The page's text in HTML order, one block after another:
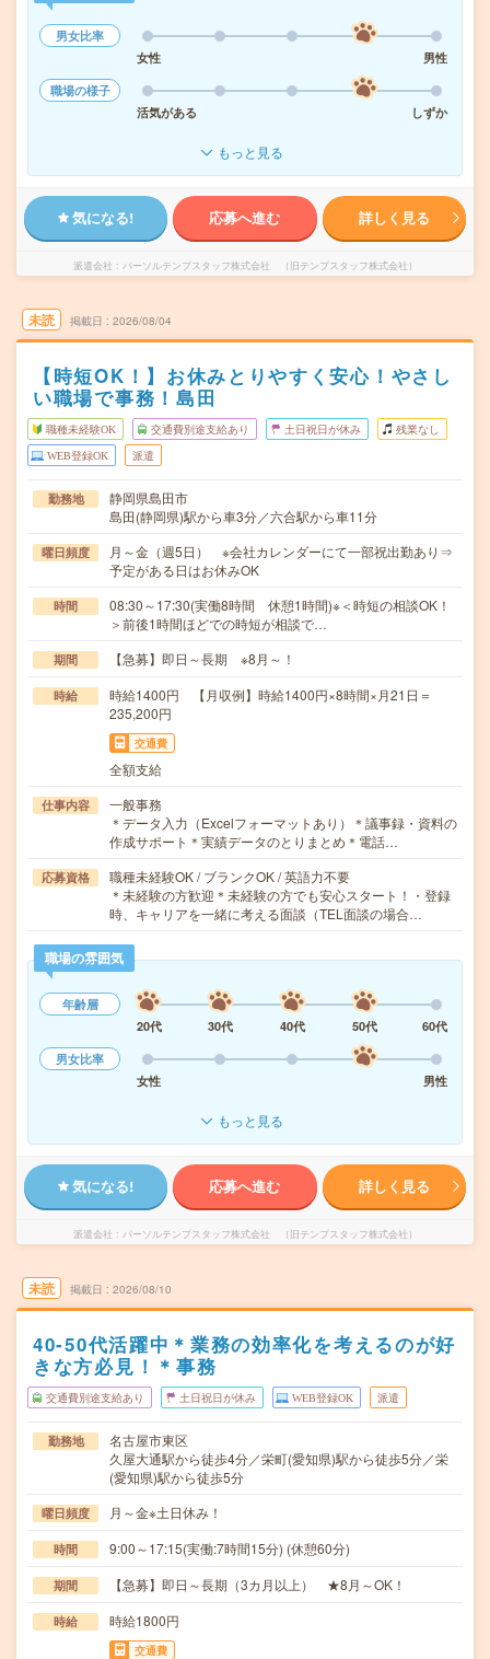
男女比率
女性
男性
職場の様子
活気がある
しずか
もっと見る
気になる! 応募へ進む 詳しく見る
派遣会社 パーソルテンプスタッフ株式会社 （旧テンプスタッフ株式会社）
未読 掲載日 2026/08/04
【時短OK！】お休みとりやすく安心！やさし
い職場で事務！島田
職種未経験OK 交通費別途支給あり 土日祝日が休み 残業なし
WEB登録OK 派遣
勤務地
静岡県島田市
島田(静岡県)駅から車3分／六合駅から車11分
曜日頻度
月～金（週5日） ※会社カレンダーにて一部祝出勤あり⇒
予定がある日はお休みOK
時間
08:30～17:30(実働8時間 休憩1時間)※＜時短の相談OK！
＞前後1時間ほどでの時短が相談で…
期間 【急募】即日～長期 ※8月～！
時給
時給1400円 【月収例】時給1400円×8時間×月21日＝
235,200円
交通費
全額支給
仕事内容
一般事務
＊データ入力（Excelフォーマットあり）＊議事録・資料の
作成サポート＊実績データのとりまとめ＊電話…
応募資格
職種未経験OK / ブランクOK / 英語力不要
＊未経験の方歓迎＊未経験の方でも安心スタート！・登録
時、キャリアを一緒に考える面談（TEL面談の場合…
職場の雰囲気
年齢層
20代
30代 40代 50代
60代
男女比率
女性
男性
もっと見る
気になる! 応募へ進む 詳しく見る
派遣会社 パーソルテンプスタッフ株式会社 （旧テンプスタッフ株式会社）
未読 掲載日 2026/08/10
40-50代活躍中＊業務の効率化を考えるのが好
きな方必見！＊事務
交通費別途支給あり 土日祝日が休み WEB登録OK 派遣
勤務地
名古屋市東区
久屋大通駅から徒歩4分／栄町(愛知県)駅から徒歩5分／栄
(愛知県)駅から徒歩5分
曜日頻度 月～金※土日休み！
時間 9:00～17:15(実働:7時間15分) (休憩60分)
期間 【急募】即日～長期（3カ月以上） ★8月～OK！
時給 時給1800円
交通費